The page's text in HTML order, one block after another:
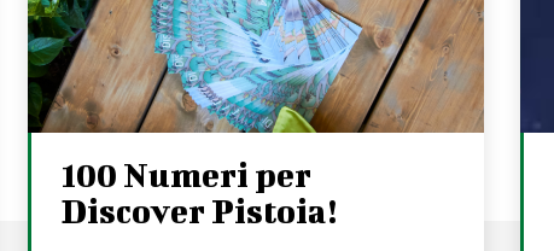
100 Numeri per
Discover Pistoia!